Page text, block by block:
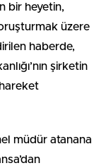
bir heyetin,
üzere
haberde,
şirketin
müdür atanana